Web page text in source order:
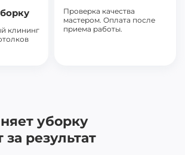
клининг
Проверка качества
мастером. Оплата после
приема работы.
уборку
за результат